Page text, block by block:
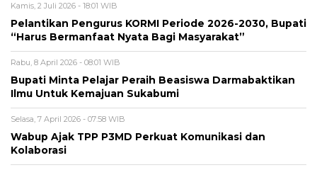
Kamis, 2 Juli 2026 - 18:01 WIB
Pelantikan Pengurus KORMI Periode 2026-2030, Bupati
“Harus Bermanfaat Nyata Bagi Masyarakat”
Rabu, 8 April 2026 - 08:01 WIB
Bupati Minta Pelajar Peraih Beasiswa Darmabaktikan
Ilmu Untuk Kemajuan Sukabumi
Selasa, 7 April 2026 - 07:58 WIB
Wabup Ajak TPP P3MD Perkuat Komunikasi dan
Kolaborasi